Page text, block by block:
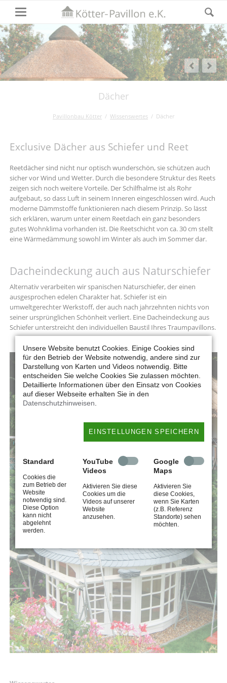
Dächer
Pavillonbau Kötter Wissenswertes Dächer
Exclusive Dächer aus Schiefer und Reet
Reetdächer sind nicht nur optisch wunderschön, sie schützen auch
sicher vor Wind und Wetter. Durch die besondere Struktur des Reets
zeigen sich noch weitere Vorteile. Der Schilfhalme ist als Rohr
aufgebaut, so dass Luft in seinem Inneren eingeschlossen wird. Auch
moderne Dämmstoffe funktionieren nach diesem Prinzip. So lässt
sich erklären, warum unter einem Reetdach ein ganz besonders
gutes Wohnklima vorhanden ist. Die Reetschicht von ca. 30 cm stellt
eine Wärmedämmung sowohl im Winter als auch im Sommer dar.
Dacheindeckung auch aus Naturschiefer
Alternativ verarbeiten wir spanischen Naturschiefer, der einen
ausgesprochen edelen Charakter hat. Schiefer ist ein
umweltgerechter Werkstoff, der auch nach jahrzehnten nichts von
seiner ursprünglichen Schönheit verliert. Eine Dacheindeckung aus
Schiefer unterstreicht den individuellen Baustil Ihres Traumpavillons.
Unsere Website benutzt Cookies. Einige Cookies sind
für den Betrieb der Website notwendig, andere sind zur
Darstellung von Karten und Videos notwendig. Bitte
entscheiden Sie welche Cookies Sie zulassen möchten.
Detaillierte Informationen über den Einsatz von Cookies
auf dieser Webseite erhalten Sie in den
Datenschutzhinweisen
EINSTELLUNGEN SPEICHERN
Standard
Cookies die
zum Betrieb der
Website
notwendig sind.
Diese Option
kann nicht
abgelehnt
werden.
YouTube
Videos
Aktivieren Sie diese
Cookies um die
Videos auf unserer
Website
anzusehen.
Google
Maps
Aktivieren Sie
diese Cookies,
wenn Sie Karten
(z.B. Referenz
Standorte) sehen
möchten.